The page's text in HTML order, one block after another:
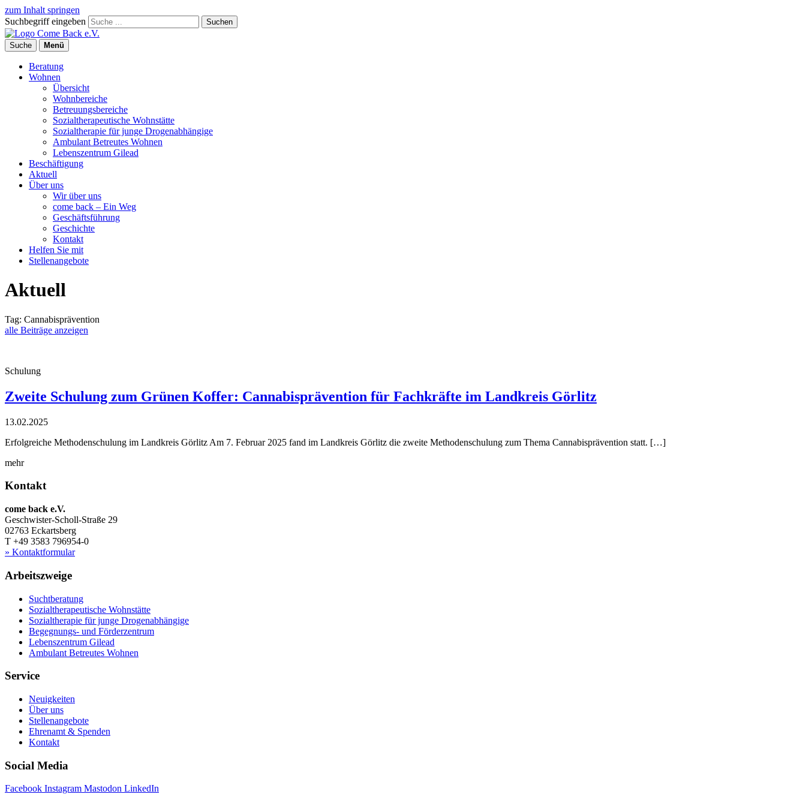
zum Inhalt springen
Suchbegriff eingeben
Suchen
Suche Menü
Beratung
Wohnen
Übersicht
Wohnbereiche
Betreuungsbereiche
Sozialtherapeutische Wohnstätte
Sozialtherapie für junge Drogenabhängige
Ambulant Betreutes Wohnen
Lebenszentrum Gilead
Beschäftigung
Aktuell
Über uns
Wir über uns
come back – Ein Weg
Geschäftsführung
Geschichte
Kontakt
Helfen Sie mit
Stellenangebote
Aktuell
Tag: Cannabisprävention
alle Beiträge anzeigen
Schulung
Zweite Schulung zum Grünen Koffer: Cannabisprävention für Fachkräfte im Landkreis Görlitz
13.02.2025
Erfolgreiche Methodenschulung im Landkreis Görlitz Am 7. Februar 2025 fand im Landkreis Görlitz die zweite Methodenschulung zum Thema Cannabisprävention statt. […]
mehr
Kontakt
come back e.V.
Geschwister-Scholl-Straße 29
02763 Eckartsberg
T +49 3583 796954-0
» Kontaktformular
Arbeitszweige
Suchtberatung
Sozialtherapeutische Wohnstätte
Sozialtherapie für junge Drogenabhängige
Begegnungs- und Förderzentrum
Lebenszentrum Gilead
Ambulant Betreutes Wohnen
Service
Neuigkeiten
Über uns
Stellenangebote
Ehrenamt & Spenden
Kontakt
Social Media
Facebook Instagram Mastodon LinkedIn